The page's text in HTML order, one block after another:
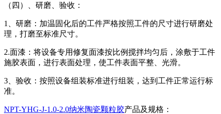
（四）、研磨、验收：
1、研磨：加温固化后的工件严格按照工件的尺寸进行研磨处
理，打磨至标准尺寸。
2.面漆：将设备专用修复面漆按比例搅拌均匀后，涂敷于工件
施胶表面，进行表面处理，使工件表面平整、光滑。
3、验收：按照设备组装标准进行组装，达到工件正常运行标
准。
NPT-YHG-J-1.0-2.0纳米陶瓷颗粒胶产品及规格：